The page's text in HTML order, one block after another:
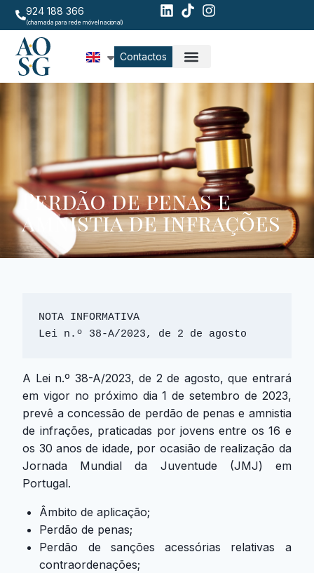
924 188 366
(chamada para rede móvel nacional)
Contactos
Perdão de penas e
amnistia de infrações
NOTA INFORMATIVA
Lei n.º 38-A/2023, de 2 de agosto
A Lei n.º 38-A/2023, de 2 de agosto, que entrará
em vigor no próximo dia 1 de setembro de 2023,
prevê a concessão de perdão de penas e amnistia
de infrações, praticadas por jovens entre os 16 e
os 30 anos de idade, por ocasião de realização da
Jornada Mundial da Juventude (JMJ) em
Portugal.
Âmbito de aplicação;
Perdão de penas;
Perdão de sanções acessórias relativas a
contraordenações;